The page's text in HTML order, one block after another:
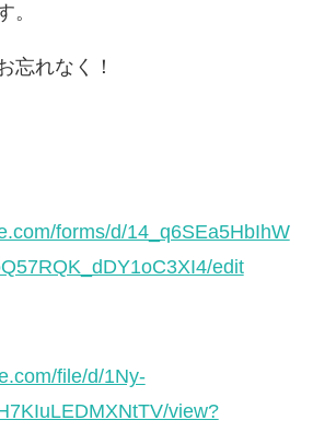
。
忘れなく！
forms/d/14_q6SEa5HbIhW
edit
file/d/1Ny-
view?